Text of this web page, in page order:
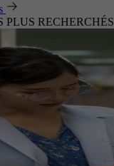
PLUS RECHERCHÉS